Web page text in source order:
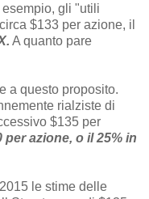
gli "utili
$133 per azione, il
A quanto pare
a questo proposito.
rialziste di
$135 per
per azione, o il 25% in
le stime delle